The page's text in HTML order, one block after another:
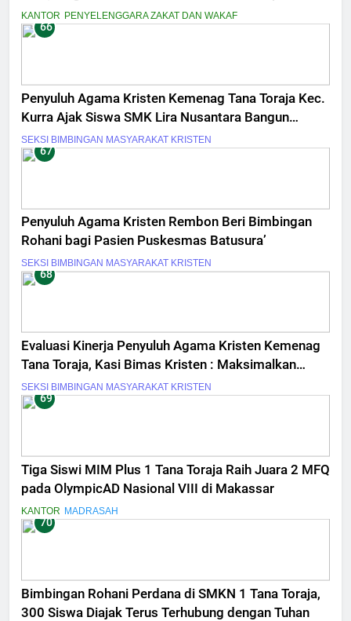
KANTOR PENYELENGGARA ZAKAT DAN WAKAF
66
Penyuluh Agama Kristen Kemenag Tana Toraja Kec.
Kurra Ajak Siswa SMK Lira Nusantara Bangun
Motivasi Diri
SEKSI BIMBINGAN MASYARAKAT KRISTEN
67
Penyuluh Agama Kristen Rembon Beri Bimbingan
Rohani bagi Pasien Puskesmas Batusura’
SEKSI BIMBINGAN MASYARAKAT KRISTEN
68
Evaluasi Kinerja Penyuluh Agama Kristen Kemenag
Tana Toraja, Kasi Bimas Kristen : Maksimalkan
Kerja, Kerja Bukan Formalitas
SEKSI BIMBINGAN MASYARAKAT KRISTEN
69
Tiga Siswi MIM Plus 1 Tana Toraja Raih Juara 2 MFQ
pada OlympicAD Nasional VIII di Makassar
KANTOR MADRASAH
70
Bimbingan Rohani Perdana di SMKN 1 Tana Toraja,
300 Siswa Diajak Terus Terhubung dengan Tuhan